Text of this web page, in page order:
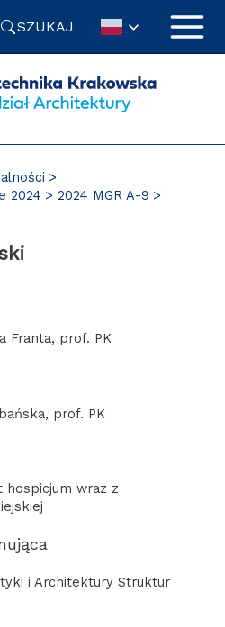
SZUKAJ
2024
2024 MGR A-9
Franta, prof. PK
prof. PK
hospicjum wraz z
i Architektury Struktur